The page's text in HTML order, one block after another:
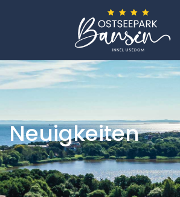
Neuigkeiten